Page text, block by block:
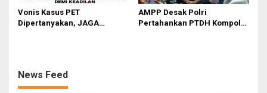
Vonis Kasus PET
Dipertanyakan, JAGA
AMPP Desak Polri
Pertahankan PTDH Kompol
News Feed